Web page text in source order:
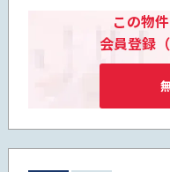
この物
会員登録